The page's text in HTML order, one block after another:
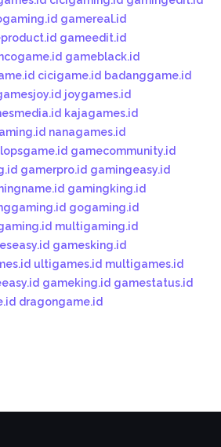
gamereal.id
gameedit.id
gameblack.id
cicigame.id badanggame.id
joygames.id
kajagames.id
nanagames.id
gamecommunity.id
gamerpro.id gamingeasy.id
gamingking.id
gogaming.id
multigaming.id
gamesking.id
ultigames.id multigames.id
gameking.id gamestatus.id
dragongame.id